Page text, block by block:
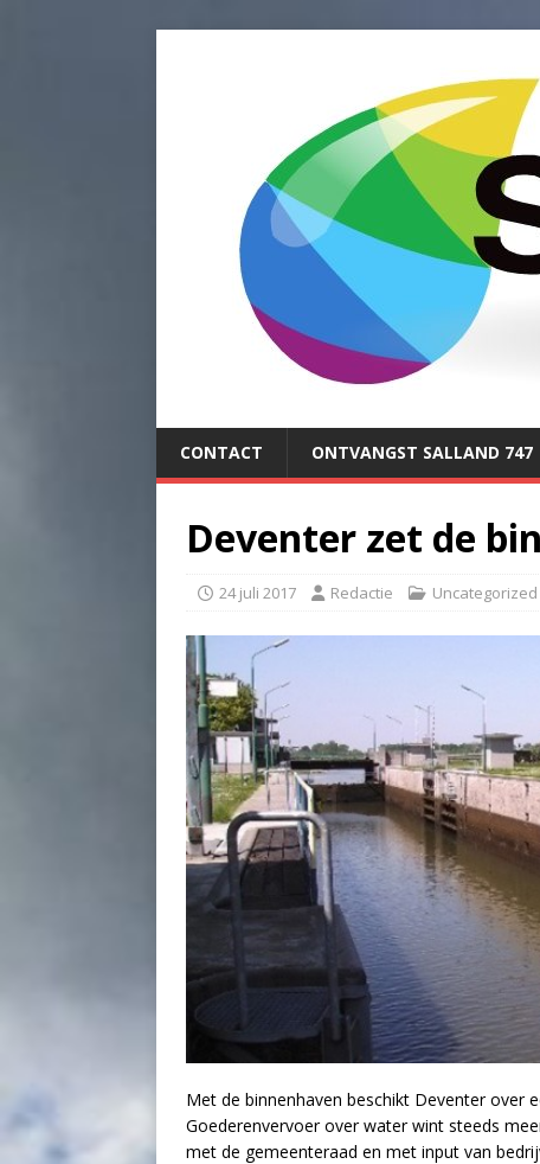
CONTACT ONTVANGST SALLAND 747
Deventer zet de
24 juli 2017 Redactie Uncategorized
Met de binnenhaven beschikt Deventer over
Goederenvervoer over water wint steeds
met de gemeenteraad en met input van